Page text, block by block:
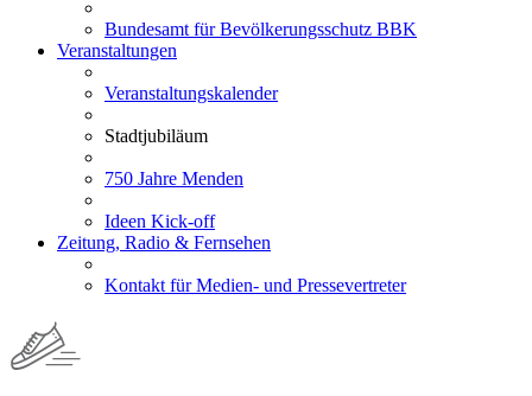
Bundesamt für Bevölkerungsschutz BBK
Veranstaltungen
Veranstaltungskalender
Stadtjubiläum
750 Jahre Menden
Ideen Kick-off
Zeitung, Radio & Fernsehen
Kontakt für Medien- und Pressevertreter